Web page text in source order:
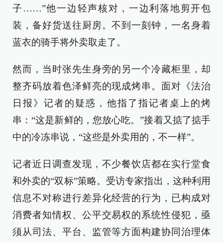
子……”他一边轻声核对，一边利落地剪开包
装，备好货送往厨房。不到一刻钟，一名身着
蓝衣的骑手将外卖取走了。
然而，当时张先生身旁的另一个冷藏柜里，却
整齐码放着色泽鲜亮的现成烤串。面对《法治
日报》记者的疑惑，他指了指记者桌上的烤
串：“这是新鲜的，您放心吃。”接着又掂了掂手
中的冷冻串说，“这些是外卖用的，不一样”。
记者近日调查发现，不少餐饮店都在实行堂食
和外卖的“双标”策略。受访专家指出，这种利用
信息不对称进行差异化经营的行为，已构成对
消费者知情权、公平交易权的系统性侵犯，亟
须从司法、平台、监管等方面构建协同治理体